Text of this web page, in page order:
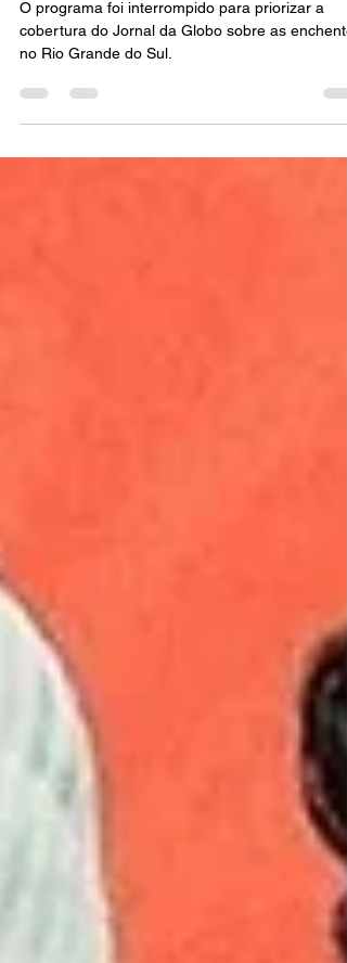
Rio Grande do Sul
O programa foi interrompido para priorizar a
no Rio Grande do Sul.